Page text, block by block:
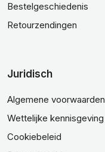
Bestelgeschiedenis
Retourzendingen
Juridisch
Algemene voorwaarden
Wettelijke kennisgeving
Cookiebeleid